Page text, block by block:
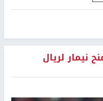
نيمار لريال